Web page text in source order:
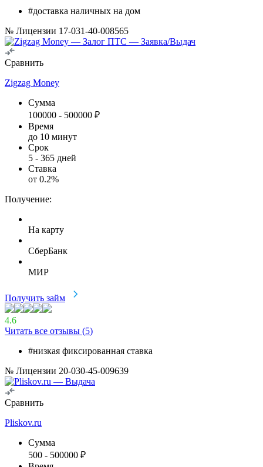
#доставка наличных на дом
№ Лицензии 17-031-40-008565
Сравнить
Zigzag Money
Сумма
100000 - 500000 ₽
Время
до 10 минут
Срок
5 - 365 дней
Ставка
от 0.2%
Получение:
На карту
СберБанк
МИР
Получить займ
4.6
Читать все отзывы (5)
#низкая фиксированная ставка
№ Лицензии 20-030-45-009639
Сравнить
Pliskov.ru
Сумма
500 - 500000 ₽